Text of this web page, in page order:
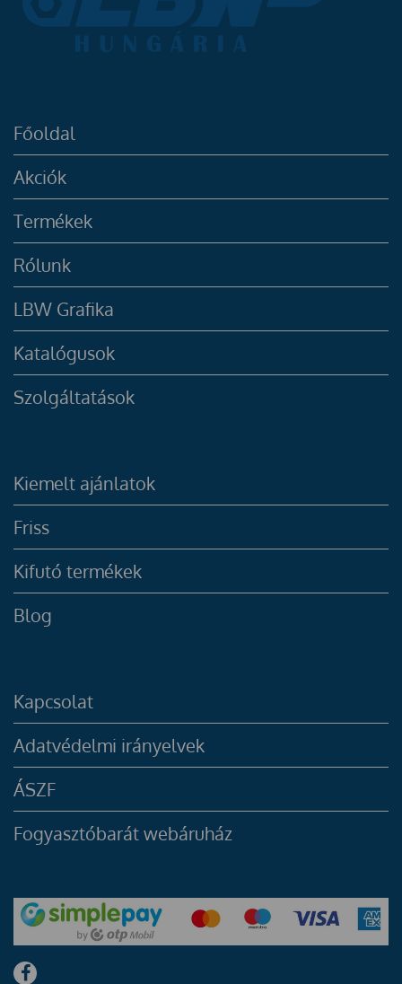
Főoldal
Akciók
Termékek
Rólunk
LBW Grafika
Katalógusok
Szolgáltatások
Kiemelt ajánlatok
Friss
Kifutó termékek
Blog
Kapcsolat
Adatvédelmi irányelvek
ÁSZF
Fogyasztóbarát webáruház